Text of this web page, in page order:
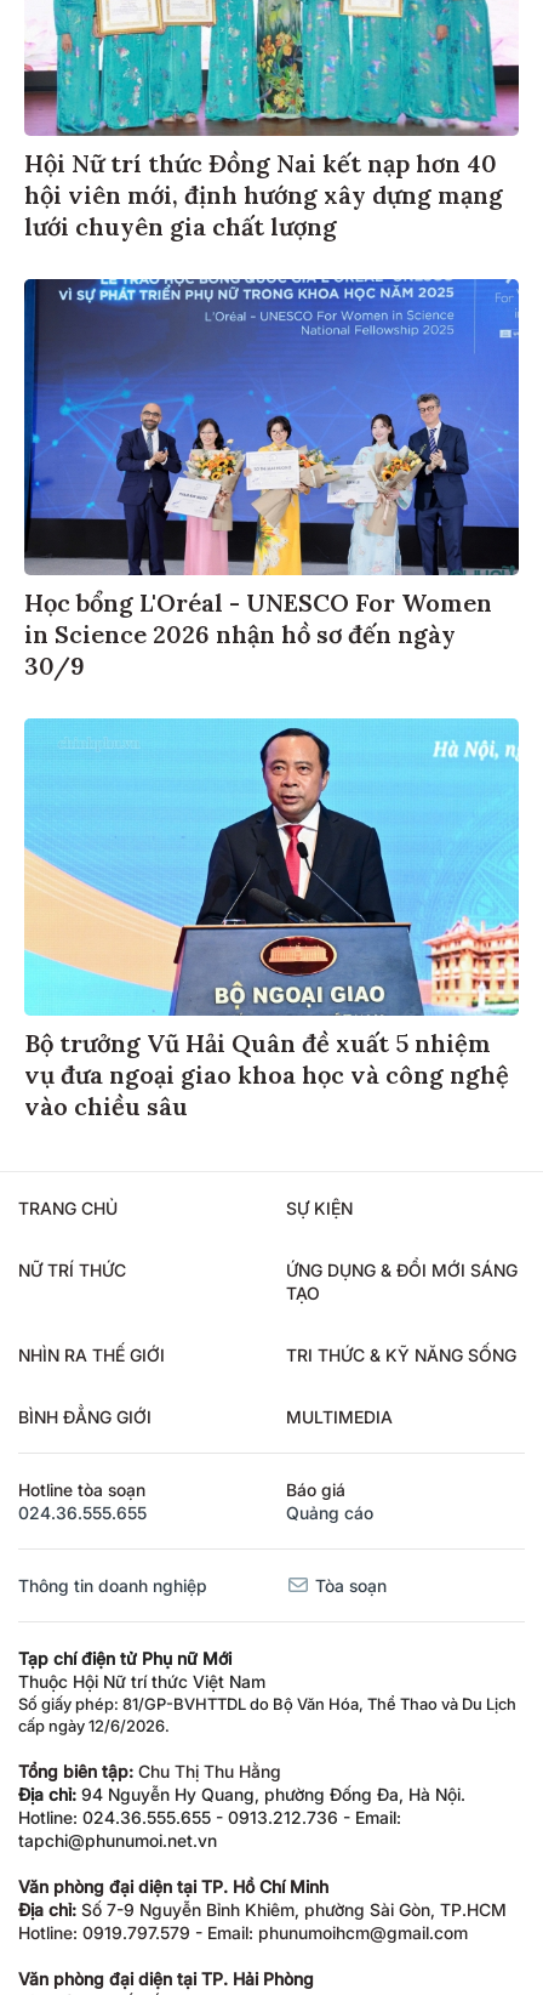
Hội Nữ trí thức Đồng Nai kết nạp hơn 40
hội viên mới, định hướng xây dựng mạng
lưới chuyên gia chất lượng
Học bổng L'Oréal - UNESCO For Women
in Science 2026 nhận hồ sơ đến ngày
30/9
Bộ trưởng Vũ Hải Quân đề xuất 5 nhiệm
vụ đưa ngoại giao khoa học và công nghệ
vào chiều sâu
TRANG CHỦ SỰ KIỆN
NỮ TRÍ THỨC
ỨNG DỤNG & ĐỔI MỚI SÁNG
TẠO
NHÌN RA THẾ GIỚI TRI THỨC & KỸ NĂNG SỐNG
BÌNH ĐẲNG GIỚI MULTIMEDIA
Hotline tòa soạn
024.36.555.655
Báo giá
Quảng cáo
Thông tin doanh nghiệp Tòa soạn
Tạp chí điện tử Phụ nữ Mới
Thuộc Hội Nữ trí thức Việt Nam
Số giấy phép: 81/GP-BVHTTDL do Bộ Văn Hóa, Thể Thao và Du Lịch
cấp ngày 12/6/2026.
Tổng biên tập: Chu Thị Thu Hằng
Địa chỉ: 94 Nguyễn Hy Quang, phường Đống Đa, Hà Nội.
Hotline: 024.36.555.655 - 0913.212.736 - Email:
tapchi@phunumoi.net.vn
Văn phòng đại diện tại TP. Hồ Chí Minh
Địa chỉ: Số 7-9 Nguyễn Bỉnh Khiêm, phường Sài Gòn, TP.HCM
Hotline: 0919.797.579 - Email: phunumoihcm@gmail.com
Văn phòng đại diện tại TP. Hải Phòng